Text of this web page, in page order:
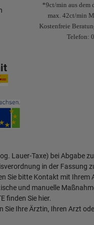
*9ct/min aus dem
max. 42ct/min
Kostenfreie
Telefon:
Taxe) bei Abgabe
in der Fassung
Sie bitte Kontakt mit Ihrem
und manuelle
finden Sie hier.
Ihre Ärztin, Ihren Arzt